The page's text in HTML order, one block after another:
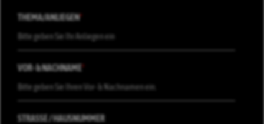
THEMA/ANLIEGEN*
VOR- & NACHNAME*
STRASSE / HAUSNUMMER